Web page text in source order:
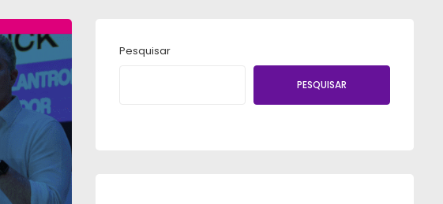
Pesquisar
PESQUISAR